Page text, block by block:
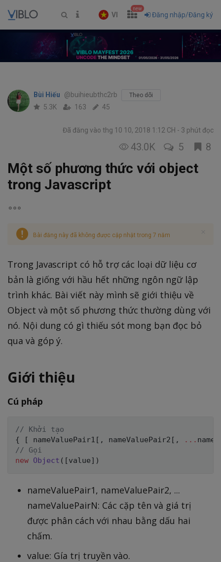
VI
new
Đăng nhập/Đăng ký
Bùi Hiếu @buihieubthc2rb Theo dõi
5.3K 163 45
Đã đăng vào thg 10 10, 2018 1:12 CH 3 phút đọc
43.0K 5 8
Một số phương thức với object
trong Javascript
Bài đăng này đã không được cập nhật trong 7 năm
Trong Javascript có hỗ trợ các loại dữ liệu cơ
bản là giống với hầu hết những ngôn ngữ lập
trình khác. Bài viết này mình sẽ giới thiệu về
Object và một số phương thức thường dùng với
nó. Nội dung có gì thiếu sót mong bạn đọc bỏ
qua và góp ý.
Giới thiệu
Cú pháp
// Khởi tạo
{
[ nameValuePair1 [ , nameValuePair2 [ , ...
// Gọi
new Object ( [value] )
nameValuePair1, nameValuePair2, ...
nameValuePairN: Các cặp tên và giá trị
được phân cách với nhau bằng dấu hai
chấm.
value: Gía trị truyền vào.